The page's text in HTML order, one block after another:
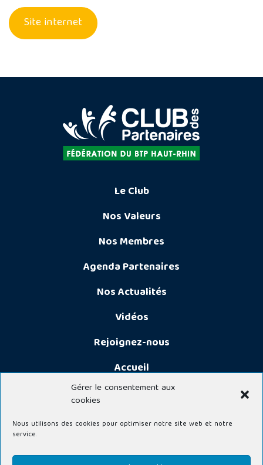
Gérer le consentement aux
cookies
Nous utilisons des cookies pour optimiser notre site web et notre
service.
Site internet
Le Club
Nos Valeurs
Nos Membres
Agenda Partenaires
Nos Actualités
Vidéos
Rejoignez-nous
Accueil
© 2026 CLUB DES PARTENAIRES DE LA FÉDÉRATION DU BTP DU HAUT-